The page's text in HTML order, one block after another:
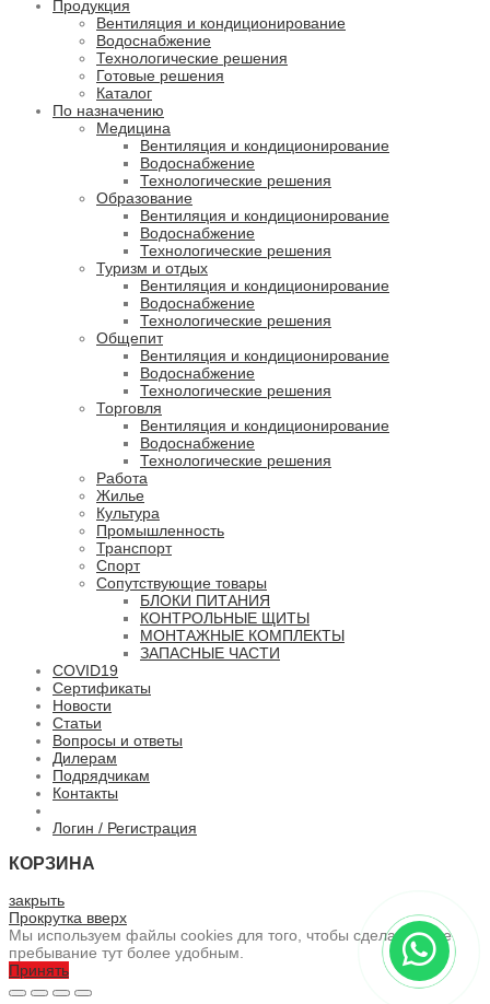
Продукция
Вентиляция и кондиционирование
Водоснабжение
Технологические решения
Готовые решения
Каталог
По назначению
Медицина
Вентиляция и кондиционирование
Водоснабжение
Технологические решения
Образование
Вентиляция и кондиционирование
Водоснабжение
Технологические решения
Туризм и отдых
Вентиляция и кондиционирование
Водоснабжение
Технологические решения
Общепит
Вентиляция и кондиционирование
Водоснабжение
Технологические решения
Торговля
Вентиляция и кондиционирование
Водоснабжение
Технологические решения
Работа
Жилье
Культура
Промышленность
Транспорт
Спорт
Сопутствующие товары
БЛОКИ ПИТАНИЯ
КОНТРОЛЬНЫЕ ЩИТЫ
МОНТАЖНЫЕ КОМПЛЕКТЫ
ЗАПАСНЫЕ ЧАСТИ
COVID19
Сертификаты
Новости
Статьи
Вопросы и ответы
Дилерам
Подрядчикам
Контакты
Логин / Регистрация
КОРЗИНА
закрыть
Прокрутка вверх
Мы используем файлы cookies для того, чтобы сделать ваше
пребывание тут более удобным.
Принять